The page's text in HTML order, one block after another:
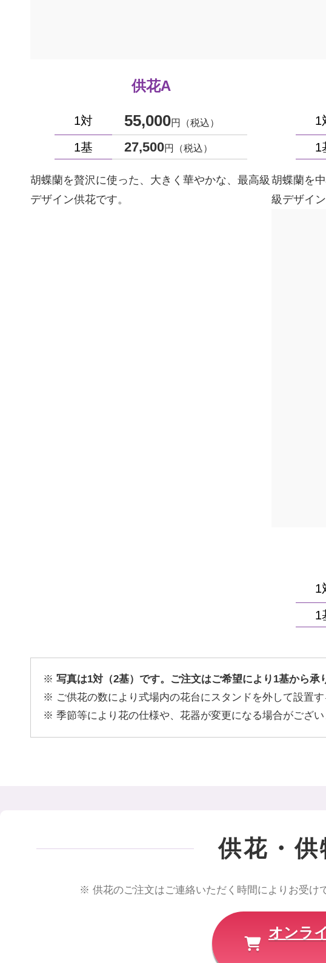
供花A
1対 55,000円（税込）
1基 27,500円（税込）
胡蝶蘭を贅沢に使った、大きく華やかな、最高級
デザイン供花です。
1
1
胡蝶蘭を
級デザイ
1
1
写真は1対（2基）です。ご注文はご希望により1基から承
ご供花の数により式場内の花台にスタンドを外して設置
季節等により花の仕様や、花器が変更になる場合がござい
供花・
供花のご注文はご連絡いただく時間によりお受け
オンラ